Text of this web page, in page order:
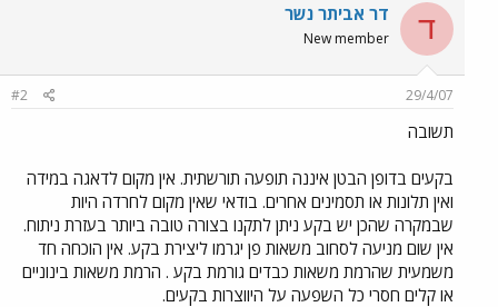
ד דר אביתר נשר
New member
29/4/07
#2
תשובה
בקעים בדופן הבטן איננה תופעה תורשתית. אין מקום לדאגה במידה
ואין תלונות או תסמינים אחרים. בודאי שאין מקום לחרדה היות
שבמקרה שהכן יש בקע ניתן לתקנו בצורה טובה ביותר בעזרת ניתוח.
אין שום מניעה לסחוב משאות פן יגרמו ליצירת בקע. אין הוכחה חד
משמעית שהרמת משאות כבדים גורמת בקע . הרמת משאות בינוניים
או קלים חסרי כל השפעה על היווצרות בקעים.